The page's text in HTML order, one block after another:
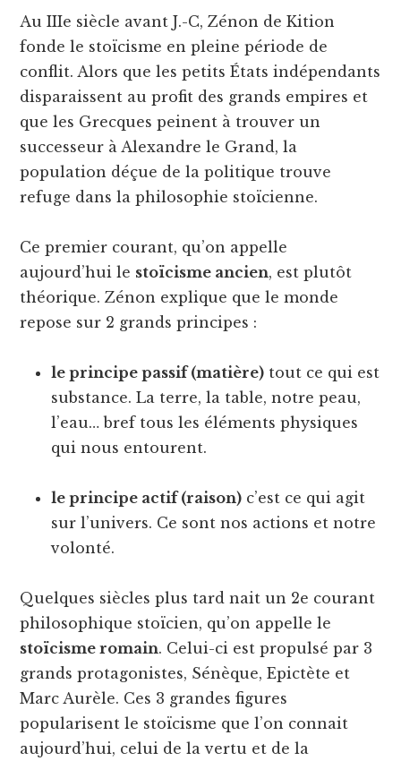
Au IIIe siècle avant J.-C, Zénon de Kition
fonde le stoïcisme en pleine période de
conflit. Alors que les petits États indépendants
disparaissent au profit des grands empires et
que les Grecques peinent à trouver un
successeur à Alexandre le Grand, la
population déçue de la politique trouve
refuge dans la philosophie stoïcienne.
Ce premier courant, qu’on appelle
aujourd’hui le stoïcisme ancien, est plutôt
théorique. Zénon explique que le monde
repose sur 2 grands principes :
le principe passif (matière) tout ce qui est
substance. La terre, la table, notre peau,
l’eau… bref tous les éléments physiques
qui nous entourent.
le principe actif (raison) c’est ce qui agit
sur l’univers. Ce sont nos actions et notre
volonté.
Quelques siècles plus tard nait un 2e courant
philosophique stoïcien, qu’on appelle le
stoïcisme romain. Celui-ci est propulsé par 3
grands protagonistes, Sénèque, Epictète et
Marc Aurèle. Ces 3 grandes figures
popularisent le stoïcisme que l’on connait
aujourd’hui, celui de la vertu et de la